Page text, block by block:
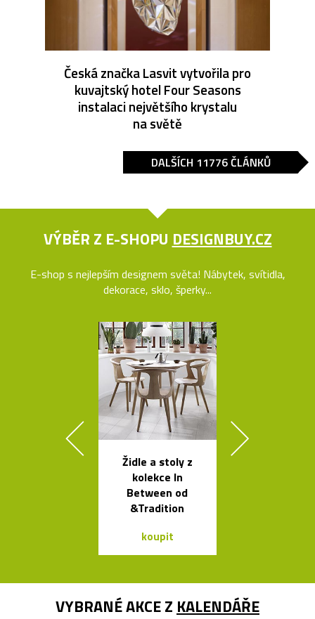
Česká značka Lasvit vytvořila pro
kuvajtský hotel Four Seasons
instalaci největšího krystalu
na světě
DALŠÍCH 11776 ČLÁNKŮ
VÝBĚR Z E-SHOPU DESIGNBUY.CZ
E-shop s nejlepším designem světa! Nábytek, svítidla,
dekorace, sklo, šperky...
Židle a stoly z
kolekce In
Between od
&Tradition
koupit
VYBRANÉ AKCE Z KALENDÁŘE